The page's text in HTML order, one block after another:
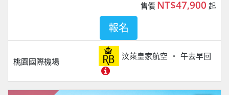
桃園國際機場
汶萊皇家航空 午去早回
售價 NT$47,900 起
報名